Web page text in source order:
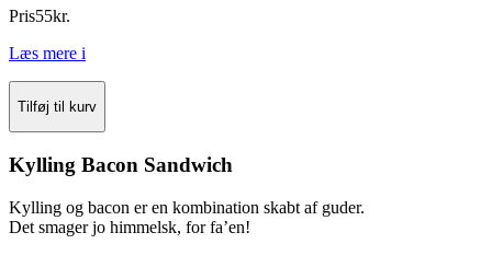
Pris55kr.
Læs mere i
Tilføj til kurv
Kylling Bacon Sandwich
Kylling og bacon er en kombination skabt af guder.
Det smager jo himmelsk, for fa’en!